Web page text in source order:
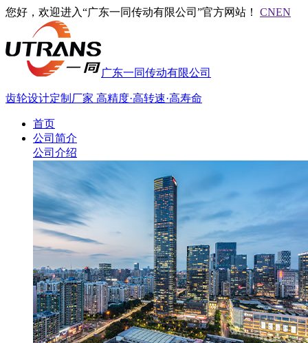
您好，欢迎进入“广东一同传动有限公司”官方网站！ CNEN
广东一同传动有限公司
齿轮设计定制厂家 高精度·高转速·高寿命
首页
公司简介
公司介绍